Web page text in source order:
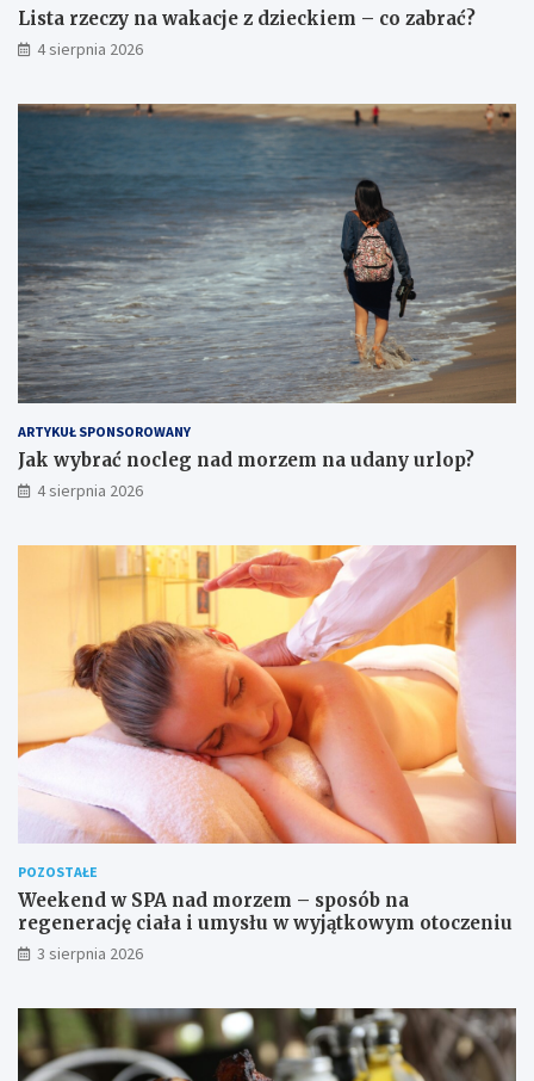
Lista rzeczy na wakacje z dzieckiem – co zabrać?
4 sierpnia 2026
ARTYKUŁ SPONSOROWANY
Jak wybrać nocleg nad morzem na udany urlop?
4 sierpnia 2026
POZOSTAŁE
Weekend w SPA nad morzem – sposób na
regenerację ciała i umysłu w wyjątkowym otoczeniu
3 sierpnia 2026